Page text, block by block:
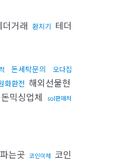
더거래 환치기 테더
돈세탁문의
오다집
화환전 해외선물현
믹싱업체
sol판매처
는곳 코인이체 코인